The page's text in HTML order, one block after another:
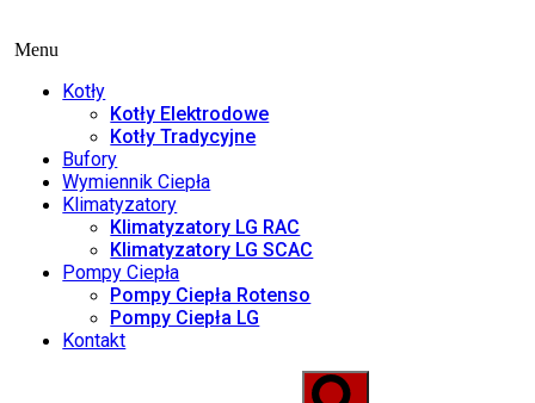
Menu
Kotły
Kotły Elektrodowe
Kotły Tradycyjne
Bufory
Wymiennik Ciepła
Klimatyzatory
Klimatyzatory LG RAC
Klimatyzatory LG SCAC
Pompy Ciepła
Pompy Ciepła Rotenso
Pompy Ciepła LG
Kontakt